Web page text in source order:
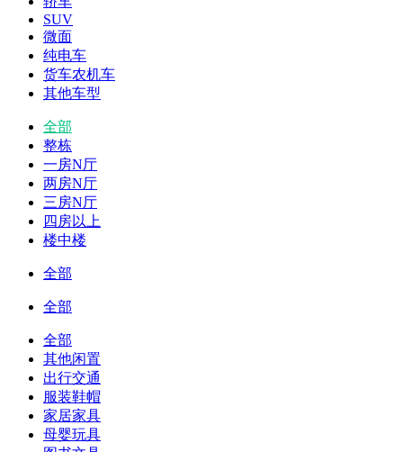
SUV
微面
纯电车
货车农机车
其他车型
全部
整栋
一房N厅
两房N厅
三房N厅
四房以上
楼中楼
全部
全部
全部
其他闲置
出行交通
服装鞋帽
家居家具
母婴玩具